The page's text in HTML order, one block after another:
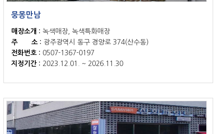
뭉몽만남
매장소개 : 녹색매장, 녹색특화매장
주 소 : 광주광역시 동구 경양로 374(산수동)
전화번호 : 0507-1367-0197
지정기간 : 2023.12.01. ~ 2026.11.30
조회수 : 1,304